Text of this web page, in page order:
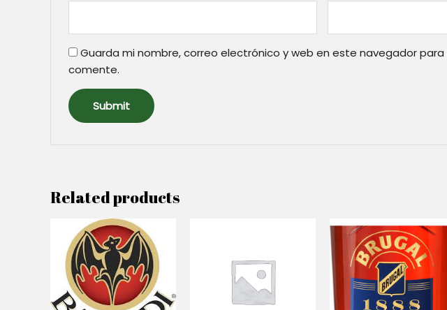
Guarda mi nombre, correo electrónico y web en este navegador para
comente.
Related products